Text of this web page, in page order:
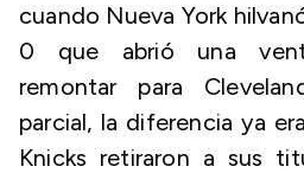
cuando Nueva York
0 que abrió una
remontar para
parcial, la diferencia ya
Knicks retiraron a sus